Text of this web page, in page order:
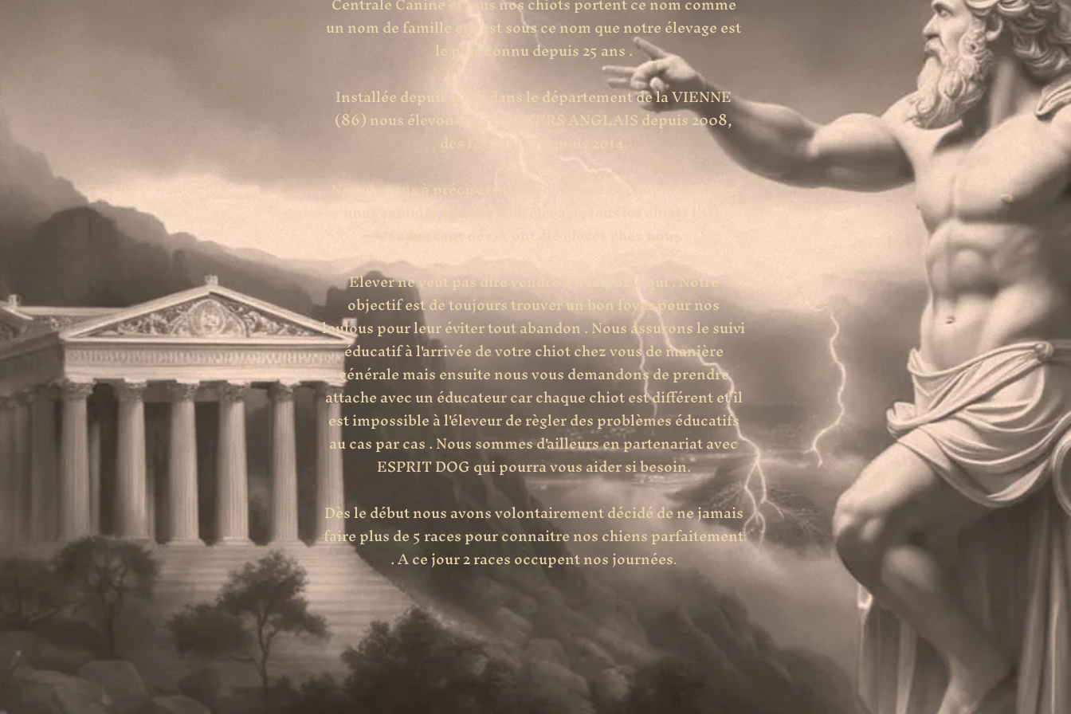
un nom de famille et c'est sous ce nom que notre élevage est
le plus connu depuis 25 ans .
Installée depuis 2008 dans le département de la VIENNE
(86) nous élevons des COCKERS ANGLAIS depuis 2008,
des LAGOTTI depuis 2014.
Nous tenons à préciser et celà nous semble important que
nous sommes un véritable élevage, tous les chiots LOF
vendus sont nés et ont été élevés chez nous .
Elever ne veut pas dire vendre à n'importe qui . Notre
objectif est de toujours trouver un bon foyer pour nos
loulous pour leur éviter tout abandon . Nous assurons le suivi
éducatif à l'arrivée de votre chiot chez vous de manière
générale mais ensuite nous vous demandons de prendre
attache avec un éducateur car chaque chiot est différent et il
est impossible à l'éleveur de règler des problèmes éducatifs
au cas par cas . Nous sommes d'ailleurs en partenariat avec
ESPRIT DOG qui pourra vous aider si besoin.
Dès le début nous avons volontairement décidé de ne jamais
faire plus de 5 races pour connaitre nos chiens parfaitement
. A ce jour 2 races occupent nos journées.